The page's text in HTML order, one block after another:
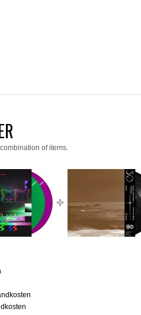
of items.